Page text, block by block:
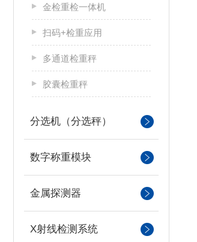
金检重检一体机
扫码+检重应用
多通道检重秤
胶囊检重秤
分选机（分选秤）
数字称重模块
金属探测器
X射线检测系统